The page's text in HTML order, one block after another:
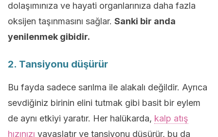
dolaşımınıza ve hayati organlarınıza daha fazla
oksijen taşınmasını sağlar. Sanki bir anda
yenilenmek gibidir.
2. Tansiyonu düşürür
Bu fayda sadece sarılma ile alakalı değildir. Ayrıca
sevdiğiniz birinin elini tutmak gibi basit bir eylem
de aynı etkiyi yaratır. Her halükarda, kalp atış
hızınızı yavaşlatır ve tansiyonu düşürür, bu da